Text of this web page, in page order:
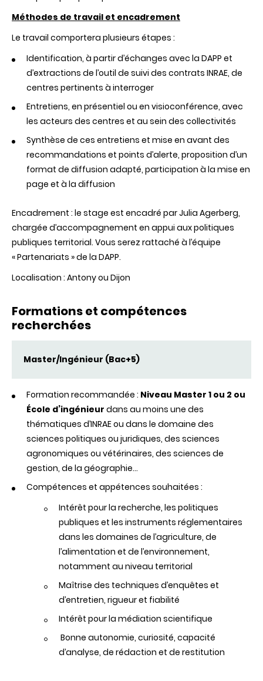
Méthodes de travail et encadrement
Le travail comportera plusieurs étapes :
Identification, à partir d’échanges avec la DAPP et
d’extractions de l’outil de suivi des contrats INRAE, de
centres pertinents à interroger
Entretiens, en présentiel ou en visioconférence, avec
les acteurs des centres et au sein des collectivités
Synthèse de ces entretiens et mise en avant des
recommandations et points d’alerte, proposition d’un
format de diffusion adapté, participation à la mise en
page et à la diffusion
Encadrement : le stage est encadré par Julia Agerberg,
chargée d’accompagnement en appui aux politiques
publiques territorial. Vous serez rattaché à l’équipe
« Partenariats » de la DAPP.
Localisation : Antony ou Dijon
Formations et compétences
recherchées
Master/Ingénieur (Bac+5)
Formation recommandée : Niveau Master 1 ou 2 ou
École d’ingénieur dans au moins une des
thématiques d’INRAE ou dans le domaine des
sciences politiques ou juridiques, des sciences
agronomiques ou vétérinaires, des sciences de
gestion, de la géographie...
Compétences et appétences souhaitées :
Intérêt pour la recherche, les politiques
publiques et les instruments réglementaires
dans les domaines de l’agriculture, de
l’alimentation et de l’environnement,
notamment au niveau territorial
Maîtrise des techniques d’enquêtes et
d’entretien, rigueur et fiabilité
Intérêt pour la médiation scientifique
Bonne autonomie, curiosité, capacité
d’analyse, de rédaction et de restitution